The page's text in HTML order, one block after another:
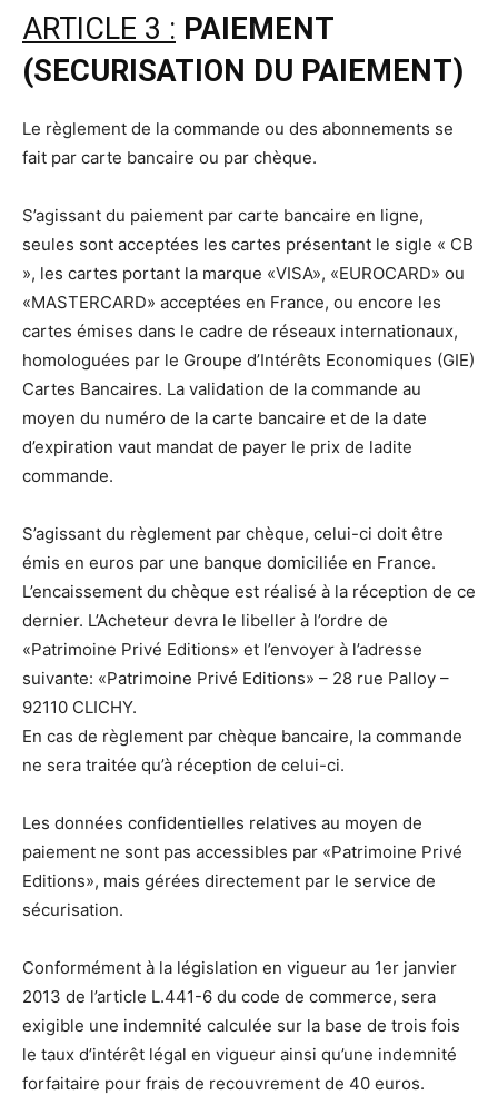
ARTICLE 3 : PAIEMENT
(SECURISATION DU PAIEMENT)
Le règlement de la commande ou des abonnements se
fait par carte bancaire ou par chèque.
S’agissant du paiement par carte bancaire en ligne,
seules sont acceptées les cartes présentant le sigle « CB
», les cartes portant la marque «VISA», «EUROCARD» ou
«MASTERCARD» acceptées en France, ou encore les
cartes émises dans le cadre de réseaux internationaux,
homologuées par le Groupe d’Intérêts Economiques (GIE)
Cartes Bancaires. La validation de la commande au
moyen du numéro de la carte bancaire et de la date
d’expiration vaut mandat de payer le prix de ladite
commande.
S’agissant du règlement par chèque, celui-ci doit être
émis en euros par une banque domiciliée en France.
L’encaissement du chèque est réalisé à la réception de ce
dernier. L’Acheteur devra le libeller à l’ordre de
«Patrimoine Privé Editions» et l’envoyer à l’adresse
suivante: «Patrimoine Privé Editions» – 28 rue Palloy –
92110 CLICHY.
En cas de règlement par chèque bancaire, la commande
ne sera traitée qu’à réception de celui-ci.
Les données confidentielles relatives au moyen de
paiement ne sont pas accessibles par «Patrimoine Privé
Editions», mais gérées directement par le service de
sécurisation.
Conformément à la législation en vigueur au 1er janvier
2013 de l’article L.441-6 du code de commerce, sera
exigible une indemnité calculée sur la base de trois fois
le taux d’intérêt légal en vigueur ainsi qu’une indemnité
forfaitaire pour frais de recouvrement de 40 euros.